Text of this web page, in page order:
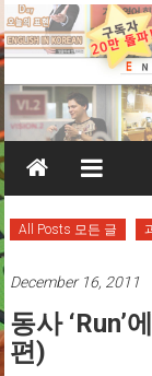
All Posts 모든 글
December 16, 2011
동사 ‘run’
편)